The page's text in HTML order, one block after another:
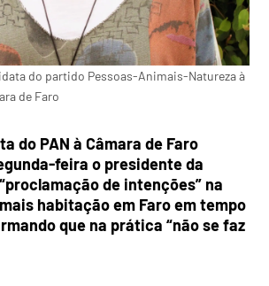
do partido Pessoas-Animais-Natureza à
de Faro
do PAN à Câmara de Faro
feira o presidente da
de intenções” na
habitação em Faro em tempo
que na prática “não se faz